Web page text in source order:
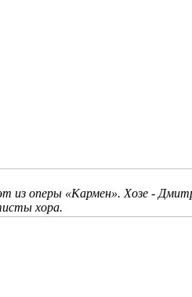
из оперы «Кармен». Хозе -
хора.